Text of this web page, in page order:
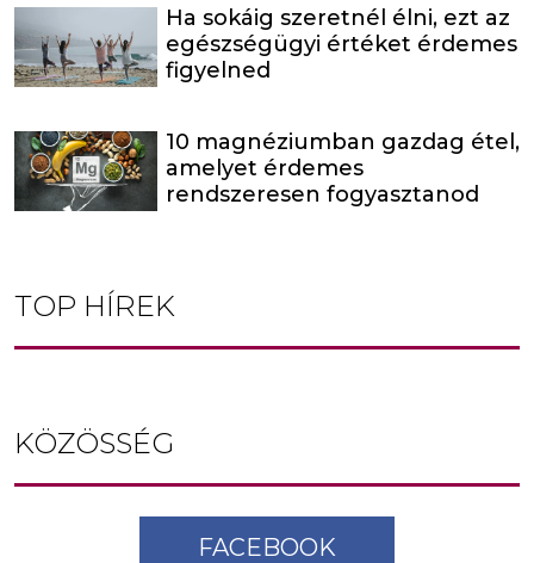
Ha sokáig szeretnél élni, ezt az
egészségügyi értéket érdemes
figyelned
10 magnéziumban gazdag étel,
amelyet érdemes
rendszeresen fogyasztanod
TOP HÍREK
KÖZÖSSÉG
FACEBOOK